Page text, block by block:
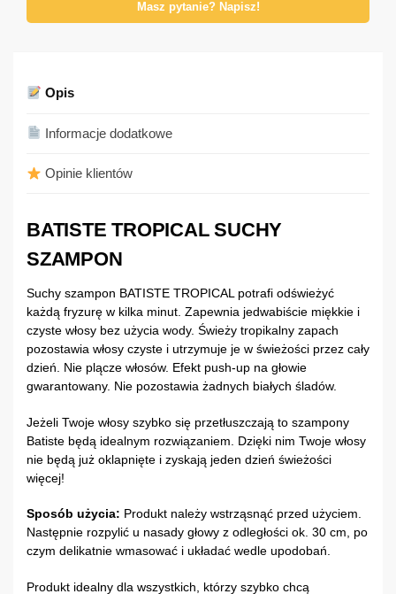
Masz pytanie? Napisz!
Opis
Informacje dodatkowe
Opinie klientów
BATISTE TROPICAL SUCHY
SZAMPON
Suchy szampon BATISTE TROPICAL potrafi odświeżyć
każdą fryzurę w kilka minut. Zapewnia jedwabiście miękkie i
czyste włosy bez użycia wody. Świeży tropikalny zapach
pozostawia włosy czyste i utrzymuje je w świeżości przez cały
dzień. Nie plącze włosów. Efekt push-up na głowie
gwarantowany. Nie pozostawia żadnych białych śladów.
Jeżeli Twoje włosy szybko się przetłuszczają to szampony
Batiste będą idealnym rozwiązaniem. Dzięki nim Twoje włosy
nie będą już oklapnięte i zyskają jeden dzień świeżości
więcej!
Sposób użycia: Produkt należy wstrząsnąć przed użyciem.
Następnie rozpylić u nasady głowy z odległości ok. 30 cm, po
czym delikatnie wmasować i układać wedle upodobań.
Produkt idealny dla wszystkich, którzy szybko chcą